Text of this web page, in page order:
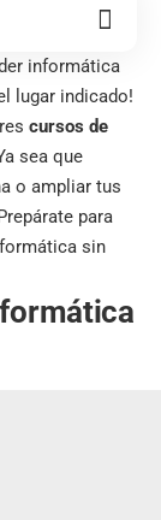
informática
lugar indicado!
cursos de
sea que
o ampliar tus
para
sin